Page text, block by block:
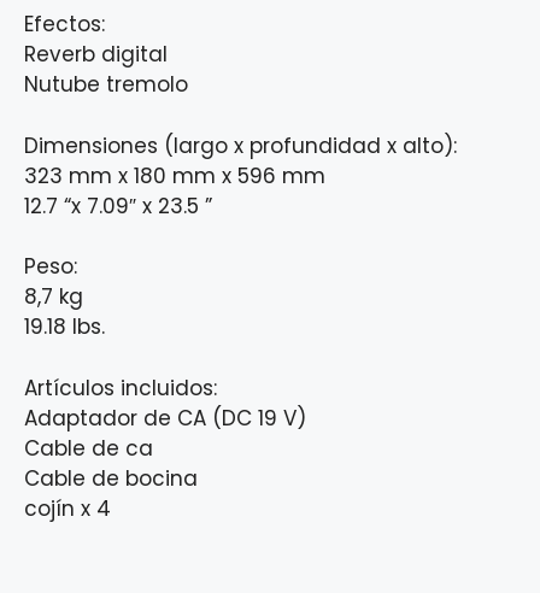
Efectos:
Reverb digital
Nutube tremolo
Dimensiones (largo x profundidad x alto):
323 mm x 180 mm x 596 mm
12.7 “x 7.09″ x 23.5 ”
Peso:
8,7 kg
19.18 lbs.
Artículos incluidos:
Adaptador de CA (DC 19 V)
Cable de ca
Cable de bocina
cojín x 4